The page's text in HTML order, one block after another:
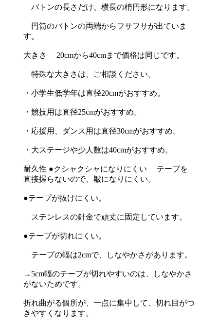
バトンの長さだけ、横長の楕円形になります。
円筒のバトンの両端からフサフサが出ていま
す。
大きさ 20cmから40cmまで価格は同じです。
特殊な大きさは、ご相談ください。
・小学生低学年は直径20cmがおすすめ。
・競技用は直径25cmがおすすめ。
・応援用、ダンス用は直径30cmがおすすめ。
・大ステージや少人数は40cmがおすすめ。
耐久性 ●クシャクシャになりにくい テープを
直接握らないので、皺になりにくい。
●テープが抜けにくい。
ステンレスの針金で頑丈に固定しています。
●テープが切れにくい。
テープの幅は2cmで、しなやかさがあります。
→5cm幅のテープが切れやすいのは、しなやかさ
がないためです。
折れ曲がる個所が、一点に集中して、切れ目がつ
きやすくなります。